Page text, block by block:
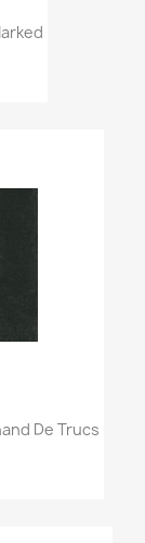
De Trucs